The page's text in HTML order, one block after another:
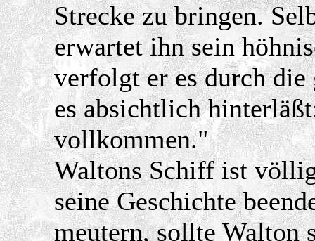
Strecke zu bringen.
erwartet ihn sein
verfolgt er es durch
es absichtlich
vollkommen."
Waltons Schiff ist
seine Geschichte
meutern, sollte Walton